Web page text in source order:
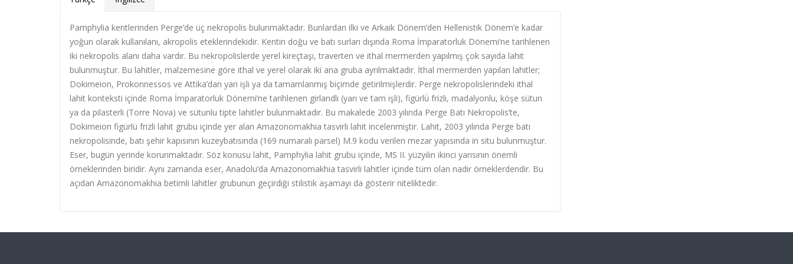
Pamphylia kentlerinden Perge’de üç nekropolis bulunmaktadır. Bunlardan ilki ve Arkaik Dönem’den Hellenistik Dönem’e kadar
yoğun olarak kullanılanı, akropolis eteklerindekidir. Kentin doğu ve batı surları dışında Roma İmparatorluk Dönemi’ne tarihlenen
iki nekropolis alanı daha vardır. Bu nekropolislerde yerel kireçtaşı, traverten ve ithal mermerden yapılmış çok sayıda lahit
bulunmuştur. Bu lahitler, malzemesine göre ithal ve yerel olarak iki ana gruba ayrılmaktadır. İthal mermerden yapılan lahitler;
Dokimeion, Prokonnessos ve Attika’dan yarı işli ya da tamamlanmış biçimde getirilmişlerdir. Perge nekropolislerindeki ithal
lahit konteksti içinde Roma İmparatorluk Dönemi’ne tarihlenen girlandlı (yarı ve tam işli), figürlü̈ frizli, madalyonlu, köşe sütun
ya da pilasterli (Torre Nova) ve sütunlu tipte lahitler bulunmaktadır. Bu makalede 2003 yılında Perge Batı Nekropolis’te,
Dokimeion figürlü frizli lahit grubu içinde yer alan Amazonomakhia tasvirli lahit incelenmiştir. Lahit, 2003 yılında Perge batı
nekropolisinde, batı şehir kapısının kuzeybatısında (169 numaralı parsel) M.9 kodu verilen mezar yapısında in situ bulunmuştur.
Eser, bugün yerinde korunmaktadır. Söz konusu lahit, Pamphylia lahit grubu içinde, MS II. yüzyılın ikinci yarısının önemli
örneklerinden biridir. Aynı zamanda eser, Anadolu’da Amazonomakhia tasvirli lahitler içinde tüm olan nadir örneklerdendir. Bu
açıdan Amazonomakhia betimli lahitler grubunun geçirdiği stilistik aşamayı da gösterir niteliktedir.